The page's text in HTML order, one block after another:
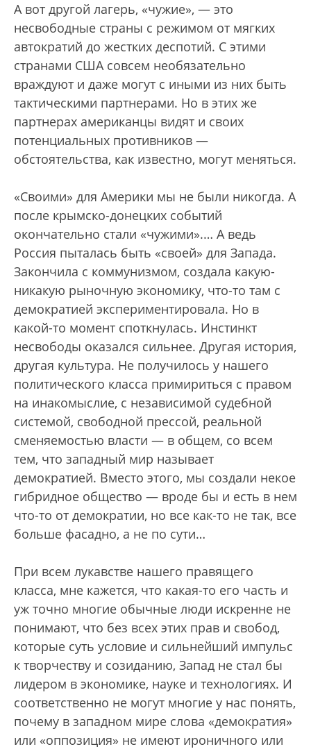
А вот другой лагерь, «чужие», — это
несвободные страны с режимом от мягких
автократий до жестких деспотий. С этими
странами США совсем необязательно
враждуют и даже могут с иными из них быть
тактическими партнерами. Но в этих же
партнерах американцы видят и своих
потенциальных противников —
обстоятельства, как известно, могут меняться.
«Своими» для Америки мы не были никогда. А
после крымско-донецких событий
окончательно стали «чужими».… А ведь
Россия пыталась быть «своей» для Запада.
Закончила с коммунизмом, создала какую-
никакую рыночную экономику, что-то там с
демократией экспериментировала. Но в
какой-то момент споткнулась. Инстинкт
несвободы оказался сильнее. Другая история,
другая культура. Не получилось у нашего
политического класса примириться с правом
на инакомыслие, с независимой судебной
системой, свободной прессой, реальной
сменяемостью власти — в общем, со всем
тем, что западный мир называет
демократией. Вместо этого, мы создали некое
гибридное общество — вроде бы и есть в нем
что-то от демократии, но все как-то не так, все
больше фасадно, а не по сути…
При всем лукавстве нашего правящего
класса, мне кажется, что какая-то его часть и
уж точно многие обычные люди искренне не
понимают, что без всех этих прав и свобод,
которые суть условие и сильнейший импульс
к творчеству и созиданию, Запад не стал бы
лидером в экономике, науке и технологиях. И
соответственно не могут многие у нас понять,
почему в западном мире слова «демократия»
или «оппозиция» не имеют ироничного или